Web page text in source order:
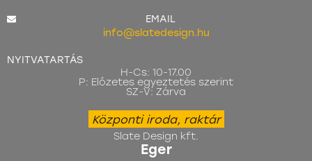
EMAIL
info@slatedesign.hu
NYITVATARTÁS
H-Cs: 10-17.00
P: Előzetes egyeztetés szerint
SZ-V: Zárva
Központi iroda, raktár
Slate Design kft.
Eger